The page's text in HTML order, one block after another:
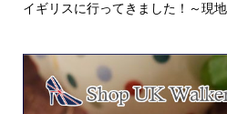
イギリスに行ってきました！～現